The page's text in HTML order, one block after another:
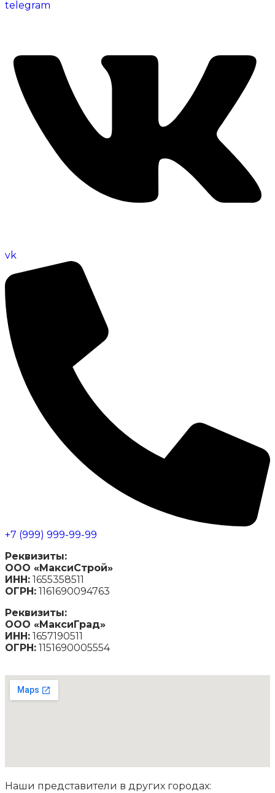
telegram
vk
+7 (999) 999-99-99
Реквизиты:
ООО «МаксиСтрой»
ИНН: 1655358511
ОГРН: 1161690094763
Реквизиты:
ООО «МаксиГрад»
ИНН: 1657190511
ОГРН: 1151690005554
Наши представители в других городах: